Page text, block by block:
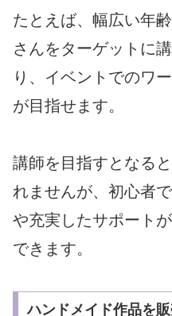
たとえば、幅広い年
さんをターゲットに
り、 イベントでのワ
が目指せます。
講師を目指すとなる
れませんが、 初心者
や充実したサポート
できます。
ハンドメイド作品を